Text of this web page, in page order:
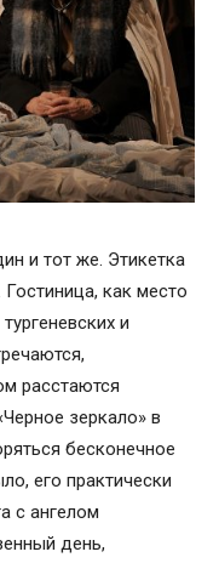
и тот же. Этикетка
как место
и
расстаются
зеркало» в
бесконечное
его практически
с ангелом
день,